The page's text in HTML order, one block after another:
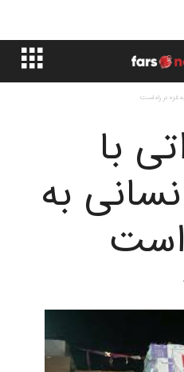
غزه در راه است
با
به
است